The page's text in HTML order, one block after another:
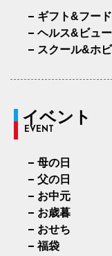
ギフト&フード
ヘルス&ビュ
スクール&ホ
イベント
EVENT
母の日
父の日
お中元
お歳暮
おせち
福袋